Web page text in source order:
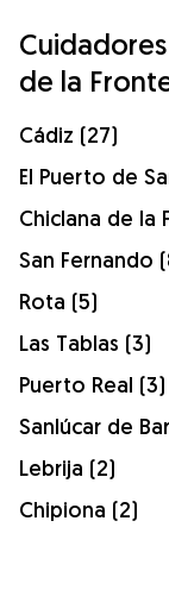
de la
Cádiz (27)
El Puerto de
Chiclana de la
San Fernando
Rota (5)
Las Tablas (3)
Puerto Real (3)
Sanlúcar de
Lebrija (2)
Chipiona (2)